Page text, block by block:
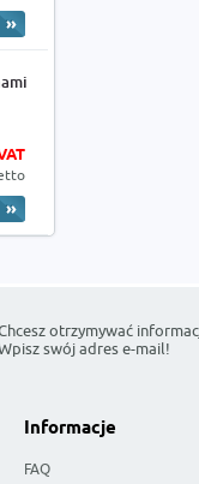
otrzymywać
swój adres e-mail!
Informacje
FAQ